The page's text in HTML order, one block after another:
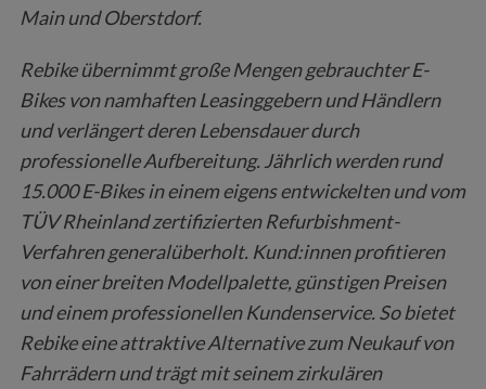
Main und Oberstdorf.
Rebike übernimmt große Mengen gebrauchter E-
Bikes von namhaften Leasinggebern und Händlern
und verlängert deren Lebensdauer durch
professionelle Aufbereitung. Jährlich werden rund
15.000 E-Bikes in einem eigens entwickelten und vom
TÜV Rheinland zertifizierten Refurbishment-
Verfahren generalüberholt. Kund:innen profitieren
von einer breiten Modellpalette, günstigen Preisen
und einem professionellen Kundenservice. So bietet
Rebike eine attraktive Alternative zum Neukauf von
Fahrrädern und trägt mit seinem zirkulären